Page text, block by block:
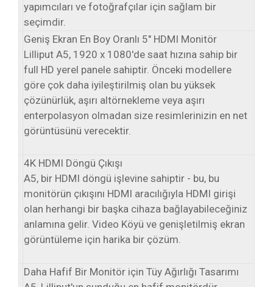
yapımcıları ve fotoğrafçılar için sağlam bir
seçimdir.
Geniş Ekran En Boy Oranlı 5" HDMI Monitör
Lilliput A5, 1920 x 1080'de saat hızına sahip bir
full HD yerel panele sahiptir. Önceki modellere
göre çok daha iyileştirilmiş olan bu yüksek
çözünürlük, aşırı altörnekleme veya aşırı
enterpolasyon olmadan size resimlerinizin en net
görüntüsünü verecektir.
4K HDMI Döngü Çıkışı
A5, bir HDMI döngü işlevine sahiptir - bu, bu
monitörün çıkışını HDMI aracılığıyla HDMI girişi
olan herhangi bir başka cihaza bağlayabileceğiniz
anlamına gelir. Video Köyü ve genişletilmiş ekran
görüntüleme için harika bir çözüm.
Daha Hafif Bir Monitör için Tüy Ağırlığı Tasarımı